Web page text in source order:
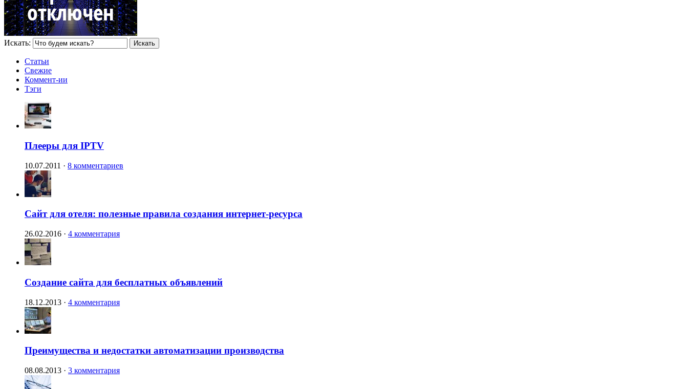
Искать:
Статьи
Свежие
Коммент-ии
Тэги
Плееры для IPTV
10.07.2011 · 8 комментариев
Сайт для отеля: полезные правила создания интернет-ресурса
26.02.2016 · 4 комментария
Создание сайта для бесплатных объявлений
18.12.2013 · 4 комментария
Преимущества и недостатки автоматизации производства
08.08.2013 · 3 комментария